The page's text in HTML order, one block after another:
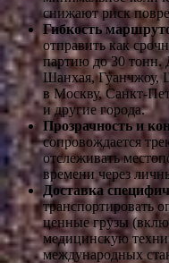
снижают риск
Гибкость
отправить как
партию до 30 тонн.
Шанхая, Гуанчжоу,
в Москву, Санкт-
и другие города.
Прозрачность и
сопровождается
отслеживать
времени через
Доставка
транспортировать
ценные грузы
медицинскую
международных